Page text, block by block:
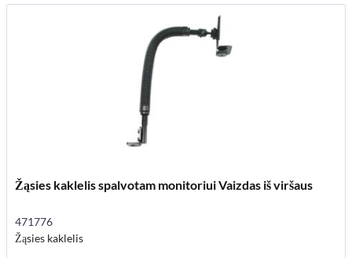
Žąsies kaklelis spalvotam monitoriui Vaizdas iš viršaus
471776
Žąsies kaklelis